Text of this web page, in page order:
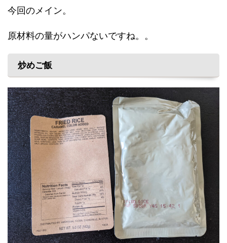
今回のメイン。
原材料の量がハンパないですね。。
炒めご飯